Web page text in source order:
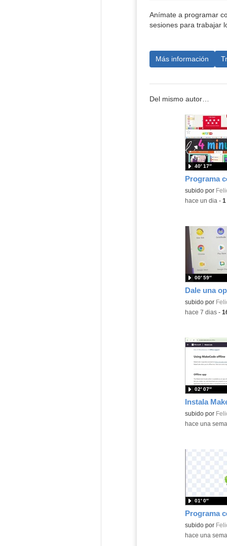
Anímate a programar
sesiones para trabajar
Más información
Del mismo autor…
Contenido
subido por
40′ 17″
-hace un dia - 1
Contenido
subido por
00′ 59″
-hace 7 dias-
Contenido
subido por
02′ 07″
-hace una
Contenido
subido por
01′ 0″
-hace una